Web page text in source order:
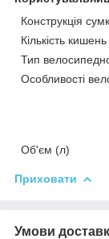
Конструкція
Кількість кишень
Тип
Особливості
Об'єм (л)
Приховати
Умови